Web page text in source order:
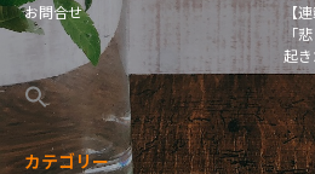
お問合せ
【
「
起
カテゴリー